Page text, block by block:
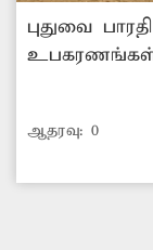
புதுவை
உபகரணங்கள்
இதனால்
ஏமாற்றம்
உபகரணங்கள்
ஆதரவு: 0